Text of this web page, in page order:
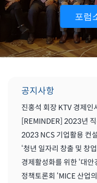
포럼
공지사항
진홍석 회장 KTV 경제
[REMINDER] 2023년
2023 NCS 기업활용 컨
경제활성화를 위한 ‘대안